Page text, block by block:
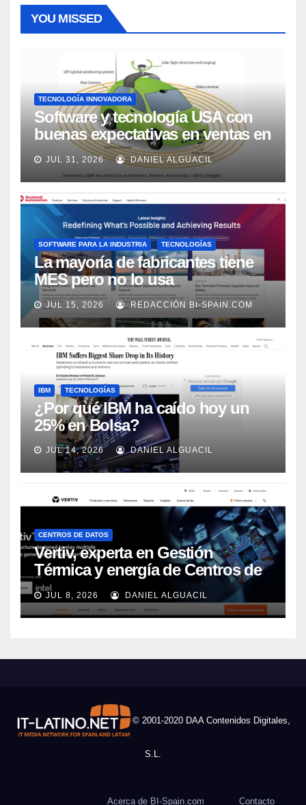
YOU MISSED
TECNOLOGÍA INNOVADORA
Software y tecnología USA con
buenas expectativas en ventas en
los próximos 2 años, según
Market Watch
JUL 31, 2026 DANIEL ALGUACIL
SOFTWARE PARA LA INDUSTRIA TECNOLOGÍAS
La mayoría de fabricantes tiene
MES pero no lo usa
adecuadamente, según Rockwell
Automation
JUL 15, 2026 REDACCIÓN BI-SPAIN.COM
IBM TECNOLOGÍAS
¿Por qué IBM ha caído hoy un
25% en Bolsa?
JUL 14, 2026 DANIEL ALGUACIL
CENTROS DE DATOS
Vertiv, experta en Gestión
Térmica y energía de Centros de
Datos, sigue su crecimiento
imparable
JUL 8, 2026 DANIEL ALGUACIL
© 2001-2020 DAA Contenidos Digitales,
S.L.
Acerca de BI-Spain.com Contacto